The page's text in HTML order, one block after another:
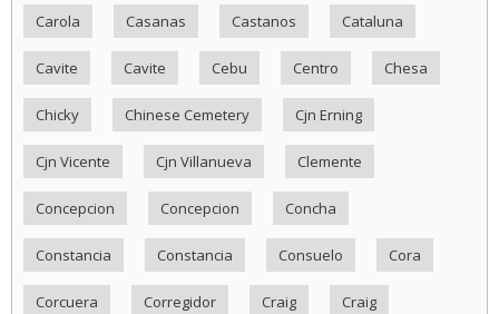
Carola Casanas Castanos Cataluna
Cavite Cavite Cebu Centro Chesa
Chicky Chinese Cemetery Cjn Erning
Cjn Vicente Cjn Villanueva Clemente
Concepcion Concepcion Concha
Constancia Constancia Consuelo Cora
Corcuera Corregidor Craig Craig